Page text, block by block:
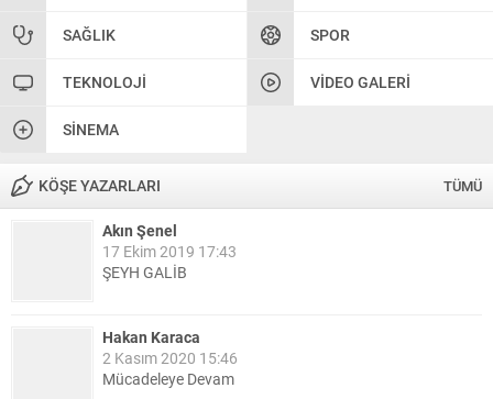
SAĞLIK SPOR
TEKNOLOJI VIDEO GALERI
SINEMA
KÖŞE YAZARLARI TÜMÜ
Akın Şenel
17 Ekim 2019 17:43
ŞEYH GALİB
Hakan Karaca
2 Kasım 2020 15:46
Mücadeleye Devam